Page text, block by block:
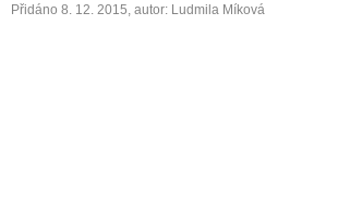
Přidáno 8. 12. 2015, autor: Ludmila Míková